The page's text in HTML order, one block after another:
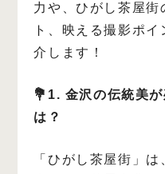
力や、ひがし茶屋街
ト、映える撮影ポ
介します！
💐1. 金沢の伝統美
は？
「ひがし茶屋街」